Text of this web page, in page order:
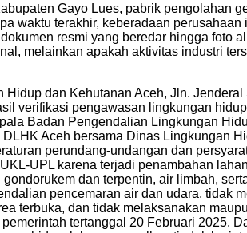
Gayo Lues, pabrik pengolahan
waktu terakhir, keberadaan
resmi yang beredar hingga foto
melainkan apakah aktivitas industri
dan Kehutanan Aceh, Jln.
verifikasi pengawasan lingkungan
Badan Pengendalian Lingkungan
Aceh bersama Dinas Lingkungan
perundang-undangan dan
UPL karena terjadi penambahan
dan terpentin, air limbah,
pencemaran air dan udara, tidak
terbuka, dan tidak melaksanakan
tertanggal 20 Februari 2025.